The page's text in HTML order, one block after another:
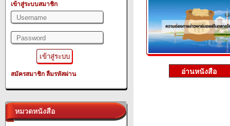
เข้าสู่ระบบสมาชิก
สมัครสมาชิก ลืมรหัสผ่าน
หมวดหนังสือ